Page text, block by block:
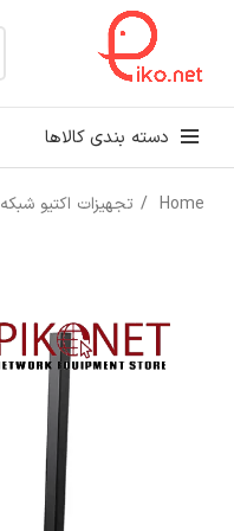
دسته بندی کالاها
Home تجهیزات اکتیو شبکه